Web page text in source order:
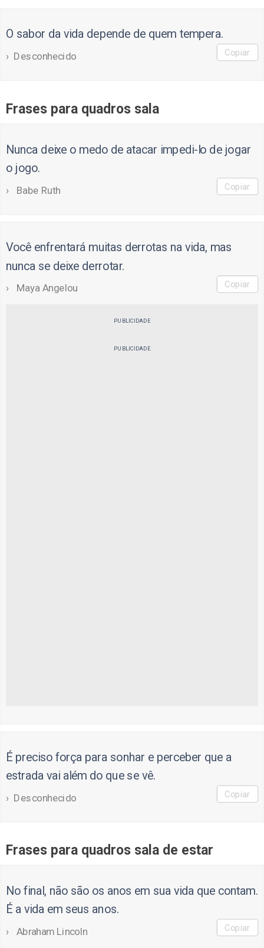
O sabor da vida depende de quem tempera.
Desconhecido Copiar
Frases para quadros sala
Nunca deixe o medo de atacar impedi-lo de jogar
o jogo.
Babe Ruth Copiar
Você enfrentará muitas derrotas na vida, mas
nunca se deixe derrotar.
Maya Angelou Copiar
PUBLICIDADE
PUBLICIDADE
É preciso força para sonhar e perceber que a
estrada vai além do que se vê.
Desconhecido Copiar
Frases para quadros sala de estar
No final, não são os anos em sua vida que contam.
É a vida em seus anos.
Abraham Lincoln Copiar